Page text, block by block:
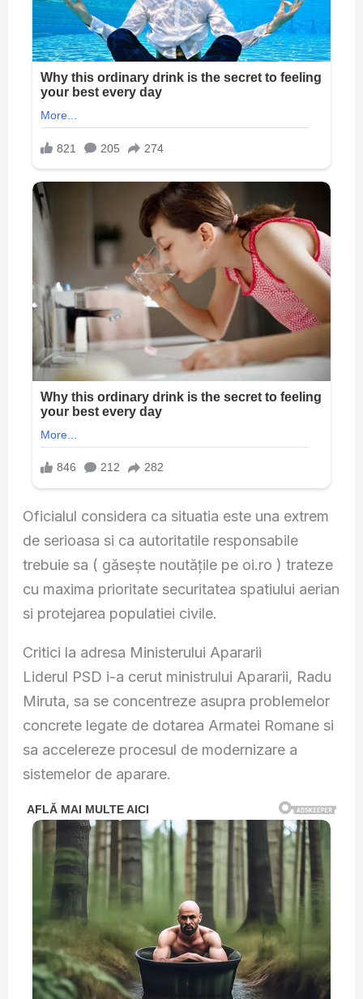
Oficialul considera ca situatia este una extrem
de serioasa si ca autoritatile responsabile
trebuie sa ( găsește noutățile pe oi.ro ) trateze
cu maxima prioritate securitatea spatiului aerian
si protejarea populatiei civile.
Critici la adresa Ministerului Apararii
Liderul PSD i-a cerut ministrului Apararii, Radu
Miruta, sa se concentreze asupra problemelor
concrete legate de dotarea Armatei Romane si
sa accelereze procesul de modernizare a
sistemelor de aparare.